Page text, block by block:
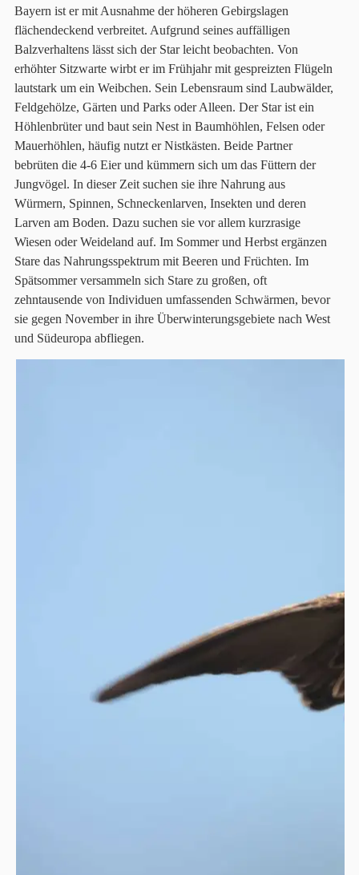
Bayern ist er mit Ausnahme der höheren Gebirgslagen
flächendeckend verbreitet. Aufgrund seines auffälligen
Balzverhaltens lässt sich der Star leicht beobachten. Von
erhöhter Sitzwarte wirbt er im Frühjahr mit gespreizten Flügeln
lautstark um ein Weibchen. Sein Lebensraum sind Laubwälder,
Feldgehölze, Gärten und Parks oder Alleen. Der Star ist ein
Höhlenbrüter und baut sein Nest in Baumhöhlen, Felsen oder
Mauerhöhlen, häufig nutzt er Nistkästen. Beide Partner
bebrüten die 4-6 Eier und kümmern sich um das Füttern der
Jungvögel. In dieser Zeit suchen sie ihre Nahrung aus
Würmern, Spinnen, Schneckenlarven, Insekten und deren
Larven am Boden. Dazu suchen sie vor allem kurzrasige
Wiesen oder Weideland auf. Im Sommer und Herbst ergänzen
Stare das Nahrungsspektrum mit Beeren und Früchten. Im
Spätsommer versammeln sich Stare zu großen, oft
zehntausende von Individuen umfassenden Schwärmen, bevor
sie gegen November in ihre Überwinterungsgebiete nach West
und Südeuropa abfliegen.